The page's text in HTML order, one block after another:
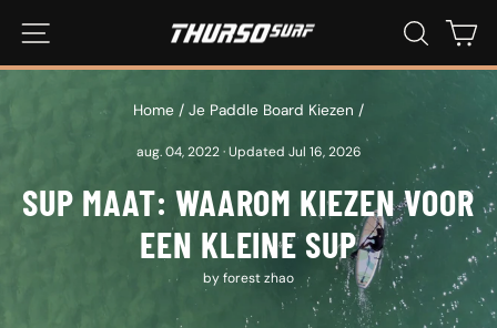
naar
inhoud
ZOEKEN
Home / Je Paddle Board Kiezen /
aug. 04, 2022·Updated Jul 16, 2026
SUP MAAT: WAAROM KIEZEN VOOR
EEN KLEINE SUP
by forest zhao